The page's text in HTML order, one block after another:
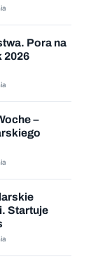
Pora na
2026
–
Startuje